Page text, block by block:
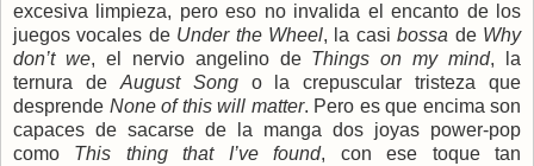
excesiva limpieza, pero eso no invalida el encanto de los
juegos vocales de Under the Wheel, la casibossa de Why
don’t we, el nervio angelino de Things on my mind, la
ternura de August Songo la crepuscular tristeza que
desprende None of this will matter. Pero es que encima son
capaces de sacarse de la manga dos joyas power-pop
como This thing that I’ve found, con ese toque tan